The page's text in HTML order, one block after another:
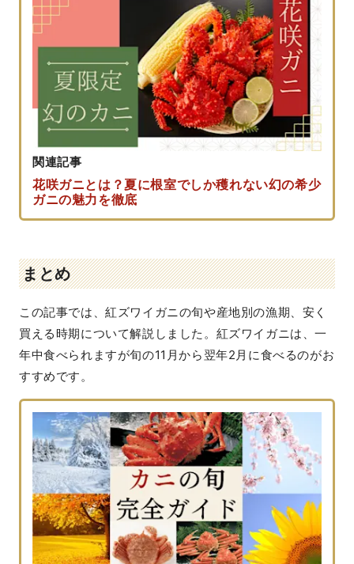
関連記事
花咲ガニとは？夏に根室でしか穫れない幻の希少
ガニの魅力を徹底
まとめ
この記事では、紅ズワイガニの旬や産地別の漁期、安く
買える時期について解説しました。紅ズワイガニは、一
年中食べられますが旬の11月から翌年2月に食べるのがお
すすめです。